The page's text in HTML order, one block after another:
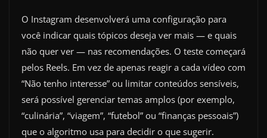
O Instagram desenvolverá uma configuração para
você indicar quais tópicos deseja ver mais — e quais
não quer ver — nas recomendações. O teste começará
pelos Reels. Em vez de apenas reagir a cada vídeo com
“Não tenho interesse” ou limitar conteúdos sensíveis,
será possível gerenciar temas amplos (por exemplo,
“culinária”, “viagem”, “futebol” ou “finanças pessoais”)
que o algoritmo usa para decidir o que sugerir.